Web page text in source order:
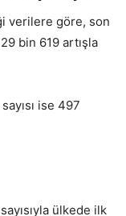
verilere göre, son
bin 619 artışla
ise 497
ülkede ilk